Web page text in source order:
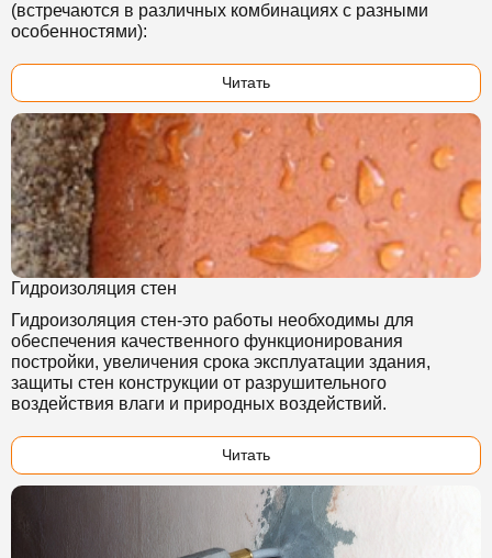
(встречаются в различных комбинациях с разными
особенностями):
Читать
Гидроизоляция стен
Гидроизоляция стен-это работы необходимы для
обеспечения качественного функционирования
постройки, увеличения срока эксплуатации здания,
защиты стен конструкции от разрушительного
воздействия влаги и природных воздействий.
Читать